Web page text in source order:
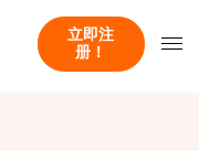
立即注
册！